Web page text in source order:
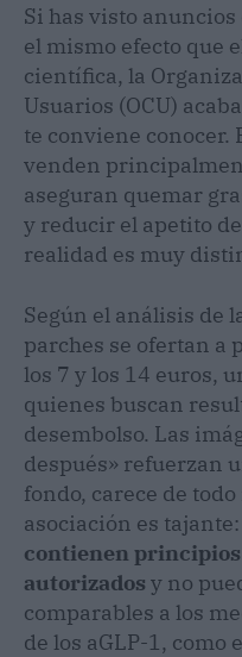
Si has visto
el mismo efecto que
científica, la
Usuarios (OCU)
te conviene conocer.
venden
aseguran quemar
y reducir el apetito
realidad es muy
Según el análisis de
parches se ofertan a
los 7 y los 14 euros,
quienes buscan
desembolso. Las
después» refuerzan
fondo, carece de
asociación es tajante:
contienen
autorizados y no
comparables a los
de los aGLP-1, como